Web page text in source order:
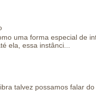
uma forma especial de
ela, essa instânci...
talvez possamos falar